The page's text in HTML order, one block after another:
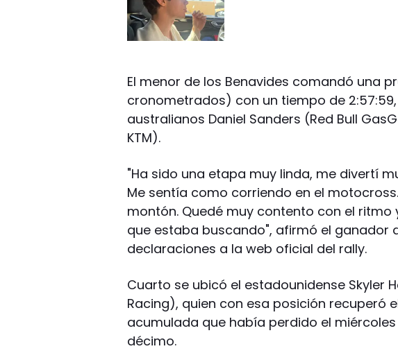
El menor de los Benavides comandó una
cronometrados) con un tiempo de
australianos Daniel Sanders (Red Bull
KTM).
"Ha sido una etapa muy linda, me divertí
Me sentía como corriendo en el
montón. Quedé muy contento con el
que estaba buscando", afirmó el ganador
declaraciones a la web oficial del rally.
Cuarto se ubicó el estadounidense Skyler
Racing), quien con esa posición recuperó
acumulada que había perdido el miércoles
décimo.